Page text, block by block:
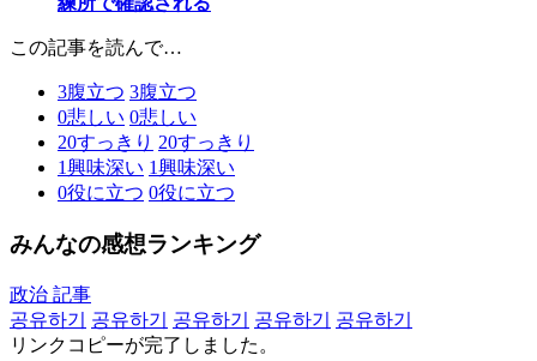
この記事を読んで…
3腹立つ 3腹立つ
0悲しい 0悲しい
20すっきり 20すっきり
1興味深い 1興味深い
0役に立つ 0役に立つ
みんなの感想ランキング
政治 記事
공유하기
공유하기 공유하기 공유하기
공유하기
リンクコピーが完了しました。